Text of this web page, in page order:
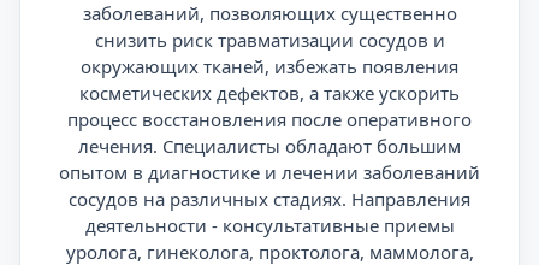
заболеваний, позволяющих существенно
снизить риск травматизации сосудов и
окружающих тканей, избежать появления
косметических дефектов, а также ускорить
процесс восстановления после оперативного
лечения. Специалисты обладают большим
опытом в диагностике и лечении заболеваний
сосудов на различных стадиях. Направления
деятельности - консультативные приемы
уролога, гинеколога, проктолога, маммолога,